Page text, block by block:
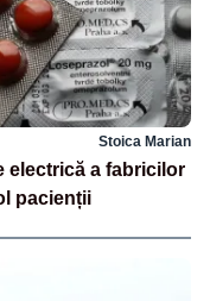
Stoica Marian
electrică a fabricilor
pacienții